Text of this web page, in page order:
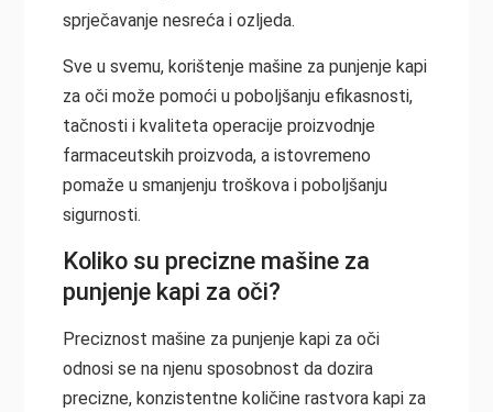
sprječavanje nesreća i ozljeda.
Sve u svemu, korištenje mašine za punjenje kapi
za oči može pomoći u poboljšanju efikasnosti,
tačnosti i kvaliteta operacije proizvodnje
farmaceutskih proizvoda, a istovremeno
pomaže u smanjenju troškova i poboljšanju
sigurnosti.
Koliko su precizne mašine za
punjenje kapi za oči?
Preciznost mašine za punjenje kapi za oči
odnosi se na njenu sposobnost da dozira
precizne, konzistentne količine rastvora kapi za